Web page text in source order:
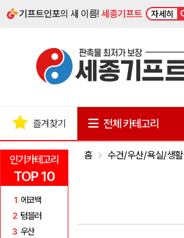
기프트인포의 새 이름!세종기프트 자세히
인기카테고리
TOP 10
1 에코백
2 텀블러
3 우산
즐겨찾기 전체 카테고리
홈 수건/우산/욕실/생활